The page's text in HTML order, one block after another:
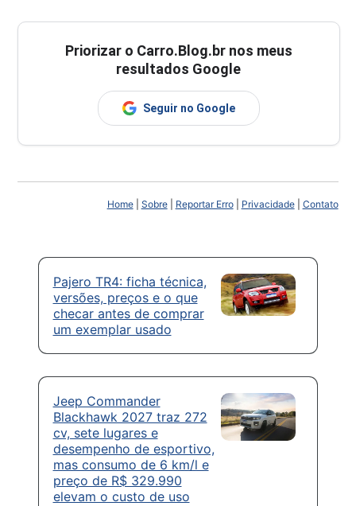
Priorizar o Carro.Blog.br nos meus
resultados Google
Seguir no Google
Home| Sobre| Reportar Erro| Privacidade| Contato
Pajero TR4: ficha técnica,
versões, preços e o que
checar antes de comprar
um exemplar usado
Jeep Commander
Blackhawk 2027 traz 272
cv, sete lugares e
desempenho de esportivo,
mas consumo de 6 km/l e
preço de R$ 329.990
elevam o custo de uso